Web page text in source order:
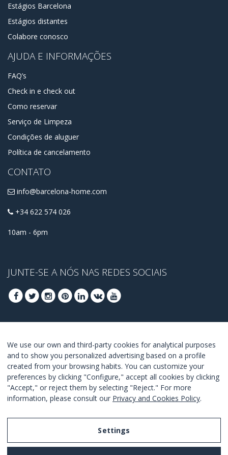
Estágios Barcelona
Estágios distantes
Colabore conosco
AJUDA E INFORMAÇÕES
FAQ’s
Check in e check out
Como reservar
Serviço de Limpeza
Condições de aluguer
Política de cancelamento
CONTATO
info@barcelona-home.com
+34 622 574 026
10am - 6pm
JUNTE-SE A NÓS NAS REDES SOCIAIS
OFERTAS
JUNTE-SE
Estou de acordo com ostermos e as condições.
We use our own and third-party cookies for analytical purposes
and to show you personalized advertising based on a profile
created from your browsing habits. You can customize your
preferences by clicking "Configure," accept all cookies by clicking
"Accept," or reject them by selecting "Reject." For more
information, please consult our Privacy and Cookies Policy.
Settings
Legal Notice